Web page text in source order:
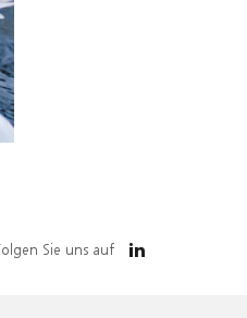
Sie uns auf